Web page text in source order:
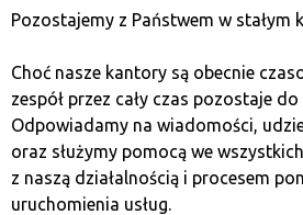
korporacyjne
atrakcyjne dla
Obligacje skarbowe nie są jedyną
w dług. Warto również sprawdzić
korporacyjnych, które często
Pozostajemy z Państwem w stałym
Choć nasze kantory są obecnie
zespół przez cały czas pozostaje
Odpowiadamy na wiadomości,
oraz służymy pomocą we
z naszą działalnością i procesem
uruchomienia usług.